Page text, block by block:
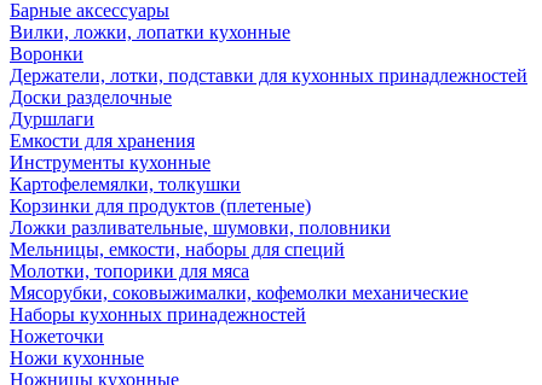
Барные аксессуары
Вилки, ложки, лопатки кухонные
Воронки
Держатели, лотки, подставки для кухонных принадлежностей
Доски разделочные
Дуршлаги
Емкости для хранения
Инструменты кухонные
Картофелемялки, толкушки
Корзинки для продуктов (плетеные)
Ложки разливательные, шумовки, половники
Мельницы, емкости, наборы для специй
Молотки, топорики для мяса
Мясорубки, соковыжималки, кофемолки механические
Наборы кухонных принадежностей
Ножеточки
Ножи кухонные
Ножницы кухонные